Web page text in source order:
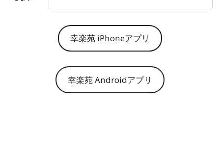
幸楽苑 iPhoneアプリ
幸楽苑 Androidアプリ